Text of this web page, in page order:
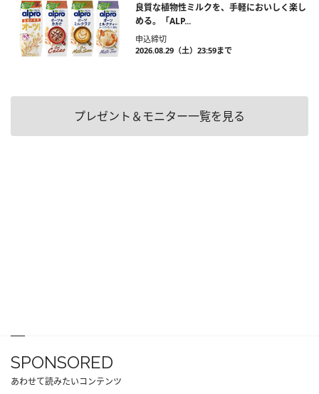
良質な植物性ミルクを、手軽においしく楽し
める。「ALP...
申込締切
2026.08.29（土）23:59まで
プレゼント＆モニター一覧を見る
SPONSORED
あわせて読みたいコンテンツ